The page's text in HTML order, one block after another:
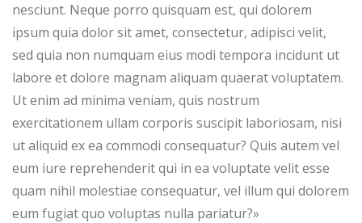
nesciunt. Neque porro quisquam est, qui dolorem
ipsum quia dolor sit amet, consectetur, adipisci velit,
sed quia non numquam eius modi tempora incidunt ut
labore et dolore magnam aliquam quaerat voluptatem.
Ut enim ad minima veniam, quis nostrum
exercitationem ullam corporis suscipit laboriosam, nisi
ut aliquid ex ea commodi consequatur? Quis autem vel
eum iure reprehenderit qui in ea voluptate velit esse
quam nihil molestiae consequatur, vel illum qui dolorem
eum fugiat quo voluptas nulla pariatur?»